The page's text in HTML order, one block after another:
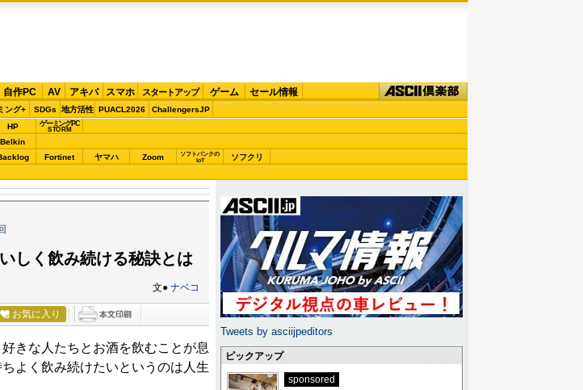
自作PC AV アキバ スマホ スタートアップ ゲーム セール情報
ング+ SDGs 地方活性 PUACL2026 ChallengersJP
HP ゲーミングPC
STORM
Belkin
Fortinet ヤマハ Zoom
ソフトバンクの
IoT
ソフクリ
しく飲み続ける秘訣とは
文● ナベコ
お気に入り
きな人たちとお酒を飲むことが息
よく飲み続けたいというのは人生
Tweets by asciijpeditors
ピックアップ
sponsored